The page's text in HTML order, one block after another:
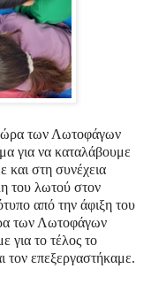
των Λωτοφάγων
για να καταλάβουμε
και στη συνέχεια
του λωτού στον
από την άφιξη του
των Λωτοφάγων
το τέλος το
επεξεργαστήκαμε.